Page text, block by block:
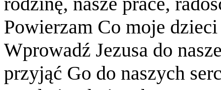
Powierzam Co moje
Wprowadź Jezusa do
przyjąć Go do naszych